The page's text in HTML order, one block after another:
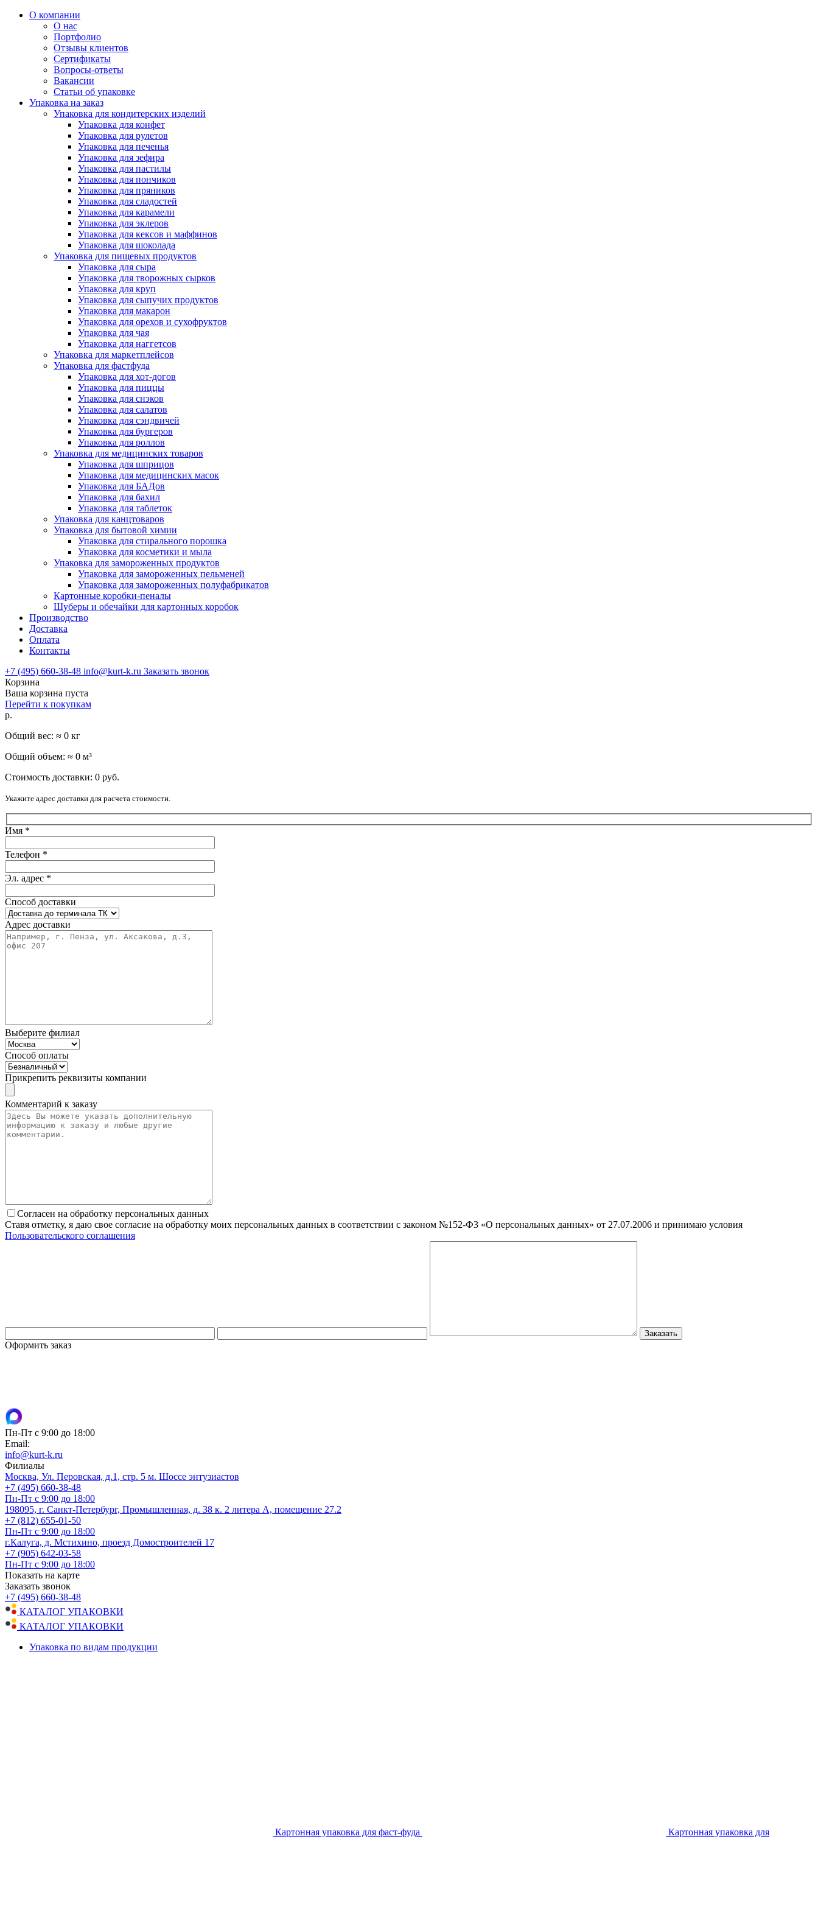
О компании
О нас
Портфолио
Отзывы клиентов
Сертификаты
Вопросы-ответы
Вакансии
Статьи об упаковке
Упаковка на заказ
Упаковка для кондитерских изделий
Упаковка для конфет
Упаковка для рулетов
Упаковка для печенья
Упаковка для зефира
Упаковка для пастилы
Упаковка для пончиков
Упаковка для пряников
Упаковка для сладостей
Упаковка для карамели
Упаковка для эклеров
Упаковка для кексов и маффинов
Упаковка для шоколада
Упаковка для пищевых продуктов
Упаковка для сыра
Упаковка для творожных сырков
Упаковка для круп
Упаковка для сыпучих продуктов
Упаковка для макарон
Упаковка для орехов и сухофруктов
Упаковка для чая
Упаковка для наггетсов
Упаковка для маркетплейсов
Упаковка для фастфуда
Упаковка для хот-догов
Упаковка для пиццы
Упаковка для снэков
Упаковка для салатов
Упаковка для сэндвичей
Упаковка для бургеров
Упаковка для роллов
Упаковка для медицинских товаров
Упаковка для шприцов
Упаковка для медицинских масок
Упаковка для БАДов
Упаковка для бахил
Упаковка для таблеток
Упаковка для канцтоваров
Упаковка для бытовой химии
Упаковка для стирального порошка
Упаковка для косметики и мыла
Упаковка для замороженных продуктов
Упаковка для замороженных пельменей
Упаковка для замороженных полуфабрикатов
Картонные коробки-пеналы
Шуберы и обечайки для картонных коробок
Производство
Доставка
Оплата
Контакты
+7 (495) 660-38-48 info@kurt-k.ru Заказать звонок
Корзина
Ваша корзина пуста
Перейти к покупкам
р.
Общий вес: ≈ 0 кг
Общий объем: ≈ 0 м³
Стоимость доставки: 0 руб.
Укажите адрес доставки для расчета стоимости.
Имя *
Телефон *
Эл. адрес *
Способ доставки
Адрес доставки
Выберите филиал
Способ оплаты
Прикрепить реквизиты компании
Комментарий к заказу
Согласен на обработку персональных данных
Ставя отметку, я даю свое согласие на обработку моих персональных данных в соответствии с законом №152-Ф3 «О персональных данных» от 27.07.2006 и принимаю условия
Пользовательского соглашения
Оформить заказ
Пн-Пт с 9:00 до 18:00
Email:
info@kurt-k.ru
Филиалы
Москва, Ул. Перовская, д.1, стр. 5 м. Шоссе энтузиастов
+7 (495) 660-38-48
Пн-Пт с 9:00 до 18:00
198095, г. Санкт-Петербург, Промышленная, д. 38 к. 2 литера А, помещение 27.2
+7 (812) 655-01-50
Пн-Пт с 9:00 до 18:00
г.Калуга, д. Мстихино, проезд Домостроителей 17
+7 (905) 642-03-58
Пн-Пт с 9:00 до 18:00
Показать на карте
Заказать звонок
+7 (495) 660-38-48
КАТАЛОГ УПАКОВКИ
КАТАЛОГ УПАКОВКИ
Упаковка по видам продукции
Картонная упаковка для фаст-фуда Картонная упаковка для